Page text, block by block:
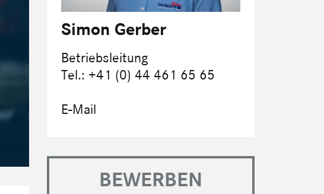
Simon Gerber
Betriebsleitung
Tel.: +41 (0) 44 461 65 65
E-Mail
BEWERBEN